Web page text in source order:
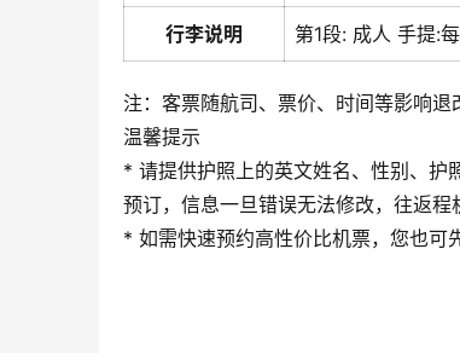
行李说明 第1段: 成人 手提:
注：客票随航司、票价、时间等影响
温馨提示
* 请提供护照上的英文姓名、性别、护
预订，信息一旦错误无法修改，往返
* 如需快速预约高性价比机票，您也可